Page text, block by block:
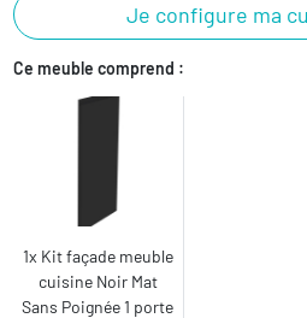
Je configure ma
Ce meuble comprend :
1x Kit façade meuble
cuisine Noir Mat
Sans Poignée 1 porte